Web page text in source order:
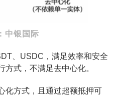
中银国际
、USDC，满足效率和安全
方式，不满足去中心化。
化方式，且通过超额抵押可